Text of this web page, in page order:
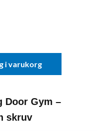
i varukorg
Door Gym –
skruv